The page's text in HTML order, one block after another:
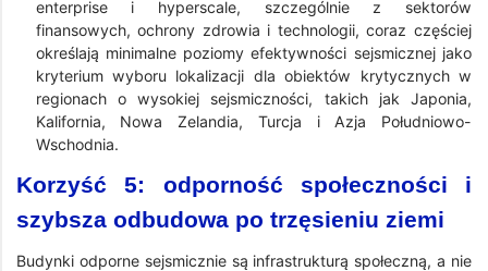
enterprise i hyperscale, szczególnie z sektorów
finansowych, ochrony zdrowia i technologii, coraz częściej
określają minimalne poziomy efektywności sejsmicznej jako
kryterium wyboru lokalizacji dla obiektów krytycznych w
regionach o wysokiej sejsmiczności, takich jak Japonia,
Kalifornia, Nowa Zelandia, Turcja i Azja Południowo-
Wschodnia.
Korzyść 5: odporność społeczności i
szybsza odbudowa po trzęsieniu ziemi
Budynki odporne sejsmicznie są infrastrukturą społeczną, a nie